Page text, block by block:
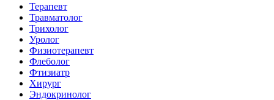
Терапевт
Травматолог
Трихолог
Уролог
Физиотерапевт
Флеболог
Фтизиатр
Хирург
Эндокринолог